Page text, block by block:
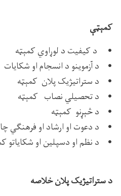
کمېټې
• د کیفیت د لوړاوي کمېټه
• د آزموینو د انسجام او
• د ستراتیژیک پلان کمېټه
• د تحصیلي نصاب کمېټه
• د څېړنو کمېټه
• د دعوت او ارشاد او فرهنګي
• د نظم او دسپلین او شکایاتو
د ستراتیژیک پلان خلاصه